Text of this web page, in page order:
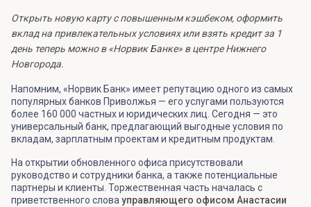
Открыть новую карту с повышенным кэшбеком, оформить
вклад на привлекательных условиях или взять кредит за 1
день теперь можно в «Норвик Банке» в центре Нижнего
Новгорода.
Напомним, «Норвик Банк» имеет репутацию одного из самых
популярных банков Приволжья — его услугами пользуются
более 160 000 частных и юридических лиц. Сегодня — это
универсальный банк, предлагающий выгодные условия по
вкладам, зарплатным проектам и кредитным продуктам.
На открытии обновленного офиса присутствовали
руководство и сотрудники банка, а также потенциальные
партнеры и клиенты. Торжественная часть началась с
приветственного слова управляющего офисом Анастасии